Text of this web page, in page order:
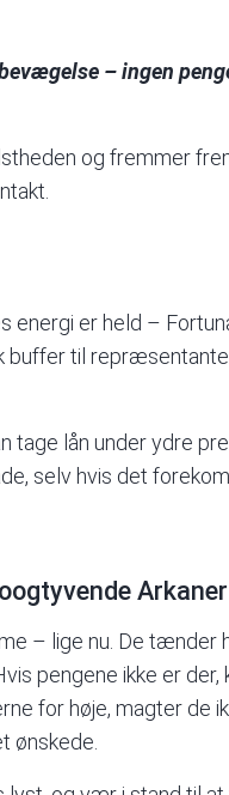
– ingen
og fremmer
energi er held –
buffer til
tage lån under ydre
selv hvis det
Arkaner
– lige nu. De tænder
pengene ikke er der,
for høje, magter de
ønskede.